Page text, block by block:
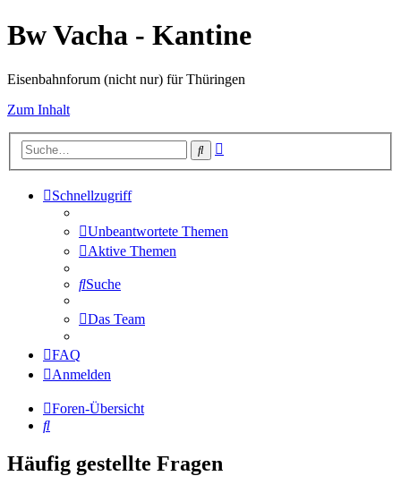
Bw Vacha - Kantine
Eisenbahnforum (nicht nur) für Thüringen
Zum Inhalt
Suche
Schnellzugriff
Unbeantwortete Themen
Aktive Themen
Suche
Das Team
FAQ
Anmelden
Foren-Übersicht
Suche
Häufig gestellte Fragen